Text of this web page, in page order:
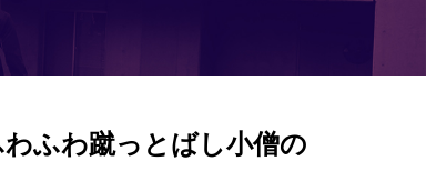
わふわ蹴っとばし小僧の